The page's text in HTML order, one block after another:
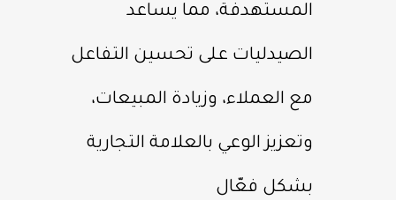
المستهدفة، مما يساعد
الصيدليات على تحسين التفاعل
مع العملاء، وزيادة المبيعات،
وتعزيز الوعي بالعلامة التجارية
بشكل فعّال